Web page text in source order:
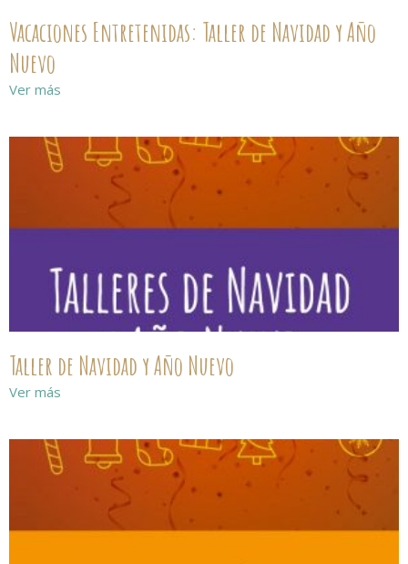
Vacaciones Entretenidas: Taller de Navidad y Año
Nuevo
Ver más
Taller de Navidad y Año Nuevo
Ver más